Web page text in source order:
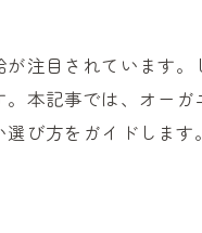
注目されています。
本記事では、オー
び方をガイドします